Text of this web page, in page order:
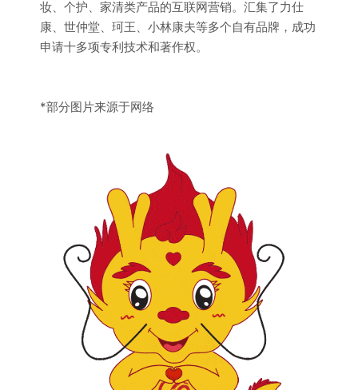
妆、个护、家清类产品的互联网营销。汇集了力仕
康、世仲堂、珂王、小林康夫等多个自有品牌，成功
申请十多项专利技术和著作权。
*部分图片来源于网络